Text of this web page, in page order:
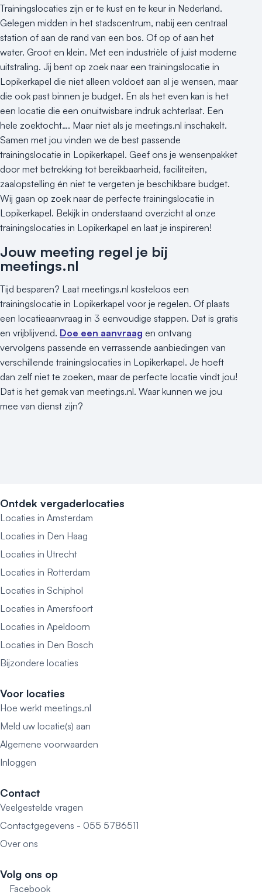
Duurzame locatie
Groene locatie
Heisessie
Hotel
Hybride events
Industriële locatie
Kasteel en landgoed
Kleine / intieme locatie
Locaties aan zee
Museum
Theater
Varende locatie
Trainingslocaties zijn er te kust en te keur in Nederland.
Gelegen midden in het stadscentrum, nabij een centraal
station of aan de rand van een bos. Of op of aan het
water. Groot en klein. Met een industriële of juist moderne
uitstraling. Jij bent op zoek naar een trainingslocatie in
Lopikerkapel die niet alleen voldoet aan al je wensen, maar
die ook past binnen je budget. En als het even kan is het
een locatie die een onuitwisbare indruk achterlaat. Een
hele zoektocht…. Maar niet als je meetings.nl inschakelt.
Samen met jou vinden we de best passende
trainingslocatie in Lopikerkapel. Geef ons je wensenpakket
door met betrekking tot bereikbaarheid, faciliteiten,
zaalopstelling én niet te vergeten je beschikbare budget.
Wij gaan op zoek naar de perfecte trainingslocatie in
Lopikerkapel. Bekijk in onderstaand overzicht al onze
trainingslocaties in Lopikerkapel en laat je inspireren!
Jouw meeting regel je bij
meetings.nl
Tijd besparen? Laat meetings.nl kosteloos een
trainingslocatie in Lopikerkapel voor je regelen. Of plaats
een locatieaanvraag in 3 eenvoudige stappen. Dat is gratis
en vrijblijvend. Doe een aanvraag en ontvang
vervolgens passende en verrassende aanbiedingen van
verschillende trainingslocaties in Lopikerkapel. Je hoeft
dan zelf niet te zoeken, maar de perfecte locatie vindt jou!
Dat is het gemak van meetings.nl. Waar kunnen we jou
mee van dienst zijn?
Ontdek vergaderlocaties
Locaties in Amsterdam
Locaties in Den Haag
Locaties in Utrecht
Locaties in Rotterdam
Locaties in Schiphol
Locaties in Amersfoort
Locaties in Apeldoorn
Locaties in Den Bosch
Bijzondere locaties
Voor locaties
Hoe werkt meetings.nl
Meld uw locatie(s) aan
Algemene voorwaarden
Inloggen
Contact
Veelgestelde vragen
Contactgegevens - 055 5786511
Over ons
Volg ons op
Facebook